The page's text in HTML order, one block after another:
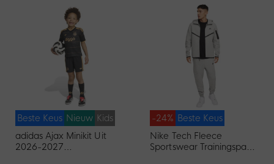
Beste Keus Nieuw Kids
adidas Ajax Minikit Uit
2026-2027
Beste Keus
-24%
Nike Tech Fleece
Sportswear Trainingspak